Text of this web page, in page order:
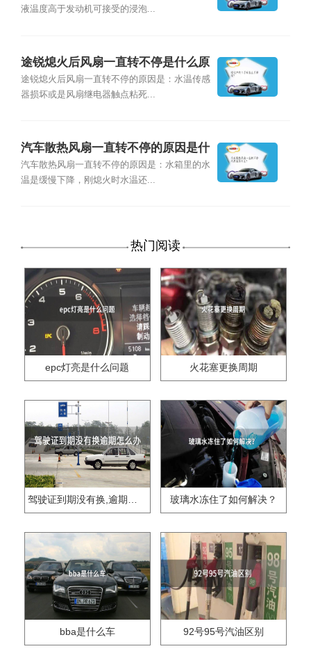
液温度高于发动机可接受的浸泡...
途锐熄火后风扇一直转不停是什么原
因？
途锐熄火后风扇一直转不停的原因是：水温传感
器损坏或是风扇继电器触点粘死...
汽车散热风扇一直转不停的原因是什
么？
汽车散热风扇一直转不停的原因是：水箱里的水
温是缓慢下降，刚熄火时水温还...
热门阅读
epc灯亮是什么问题 火花塞更换周期
驾驶证到期没有换,逾期怎么办?? 玻璃水冻住了如何解决？
bba是什么车 92号95号汽油区别